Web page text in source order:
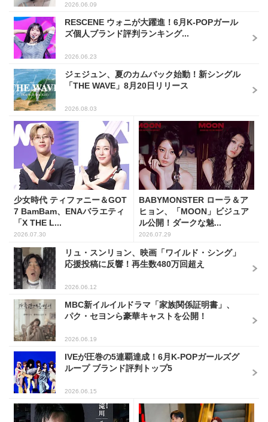
2026.06.09
RESCENE ウォニが大躍進！6月K-POPガール
ズ個人ブランド評判ランキング...
2026.06.23
ジェジュン、夏のカムバック始動！新シングル
「THE WAVE」8月20日リリース
2026.08.03
少女時代 ティファニー＆GOT
7 BamBam、ENAバラエティ
「X THE L...
2026.07.30
BABYMONSTER ローラ＆ア
ヒョン、「MOON」ビジュア
ル公開！ダークな魅...
2026.07.29
リュ・スンリョン、映画「ワイルド・シング」
応援投稿に反響！再生数480万回超え
2026.06.12
MBC新イルイルドラマ「家族関係証明書」、
パク・セヨンら豪華キャストを公開！
2026.06.19
IVEが圧巻の5連覇達成！6月K-POPガールズグ
ループ ブランド評判トップ5
2026.06.15